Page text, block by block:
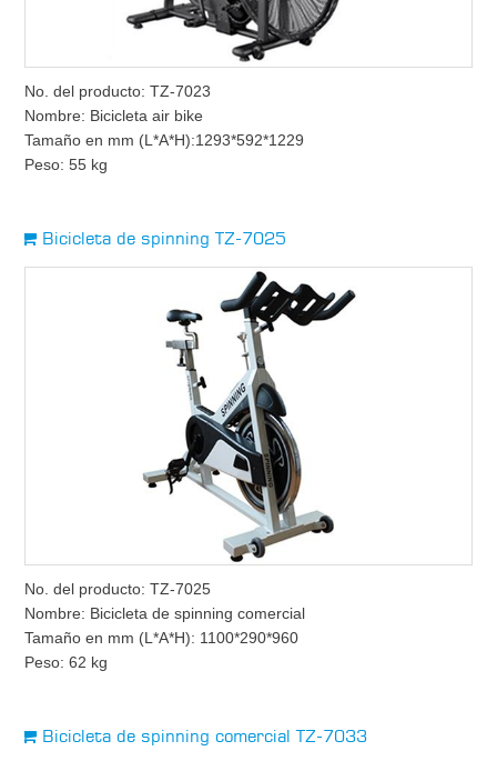
No. del producto: TZ-7023
Nombre: Bicicleta air bike
Tamaño en mm (L*A*H):1293*592*1229
Peso: 55 kg
Bicicleta de spinning TZ-7025
No. del producto: TZ-7025
Nombre: Bicicleta de spinning comercial
Tamaño en mm (L*A*H): 1100*290*960
Peso: 62 kg
Bicicleta de spinning comercial TZ-7033